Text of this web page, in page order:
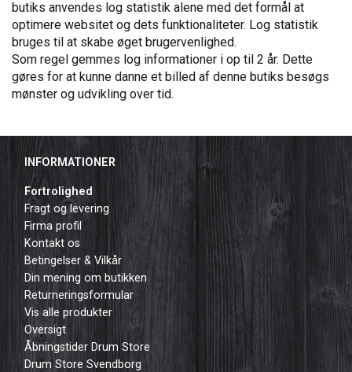
butiks anvendes log statistik alene med det formål at
optimere websitet og dets funktionaliteter. Log statistik
bruges til at skabe øget brugervenlighed.
Som regel gemmes log informationer i op til 2 år. Dette
gøres for at kunne danne et billed af denne butiks besøgs
mønster og udvikling over tid.
INFORMATIONER
Fortrolighed
Fragt og levering
Firma profil
Kontakt os
Betingelser & Vilkår
Din mening om butikken
Returneringsformular
Vis alle produkter
Oversigt
Åbningstider Drum Store
Drum Store Svendborg